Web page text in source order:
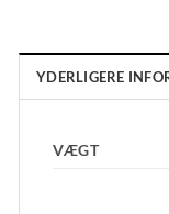
YDERLIGERE
VÆGT